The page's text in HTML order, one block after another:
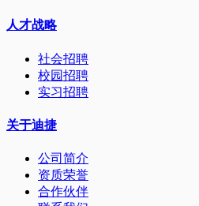
人才战略
社会招聘
校园招聘
实习招聘
关于迪捷
公司简介
资质荣誉
合作伙伴